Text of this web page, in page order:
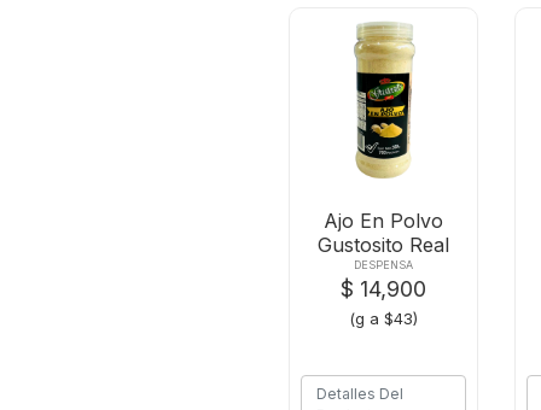
Ajo En Polvo
Gustosito Real
Pet 350 Gram
DESPENSA
$ 14,900
(g a $43)